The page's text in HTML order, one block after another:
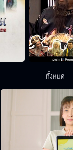
ทั้งหมด